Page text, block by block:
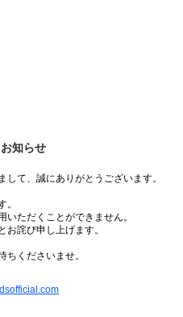
知らせ
て、誠にありがとうございます。
。
いただくことができません。
お詫び申し上げます。
ちくださいませ。